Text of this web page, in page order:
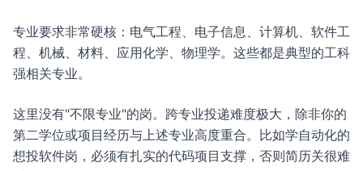
专业要求非常硬核：电气工程、电子信息、计算机、软件工
程、机械、材料、应用化学、物理学。这些都是典型的工科
强相关专业。
这里没有"不限专业"的岗。跨专业投递难度极大，除非你的
第二学位或项目经历与上述专业高度重合。比如学自动化的
想投软件岗，必须有扎实的代码项目支撑，否则简历关很难